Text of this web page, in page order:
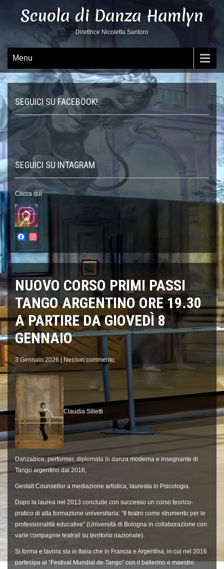
Scuola di Danza Hamlyn
Direttrice Nicoletta Santoro
Menu
SEGUICI SU FACEBOOK!
SEGUICI SU INTAGRAM
Clicca qui
Facebook
NUOVO CORSO PRIMI PASSI
TANGO ARGENTINO ORE 19.30
A PARTIRE DA GIOVEDÌ 8
GENNAIO
3 Gennaio 2026 Nessun commento
Claudia Silletti
Danzatrice, performer, diplomata in danza moderna e insegnante di
Tango argentino dal 2016;
Gestalt Counsellor a mediazione artistica, laureata in Psicologia.
Dopo la laurea nel 2013 conclude con successo un corso teorico-
pratico di alta formazione universitaria: “Il teatro come strumento per le
professionalità educative” (Università di Bologna in collaborazione con
varie compagnie teatrali su territorio nazionale).
Si forma e lavora sia in Italia che in Francia e Argentina, in cui nel 2016
partecipa al “Festival Mundial de Tango” con il ballerino e maestro